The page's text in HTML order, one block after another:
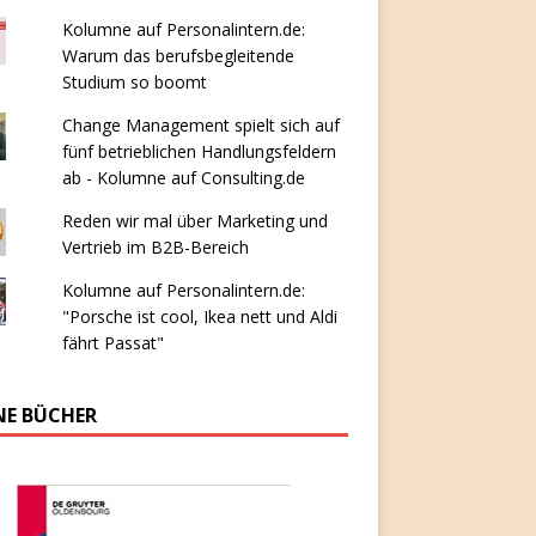
Kolumne auf Personalintern.de:
Warum das berufsbegleitende
Studium so boomt
Change Management spielt sich auf
fünf betrieblichen Handlungsfeldern
ab - Kolumne auf Consulting.de
Reden wir mal über Marketing und
Vertrieb im B2B-Bereich
Kolumne auf Personalintern.de:
"Porsche ist cool, Ikea nett und Aldi
fährt Passat"
BÜCHER